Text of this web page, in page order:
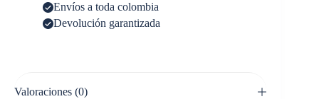
Envíos a toda colombia
Devolución garantizada
Valoraciones (0)